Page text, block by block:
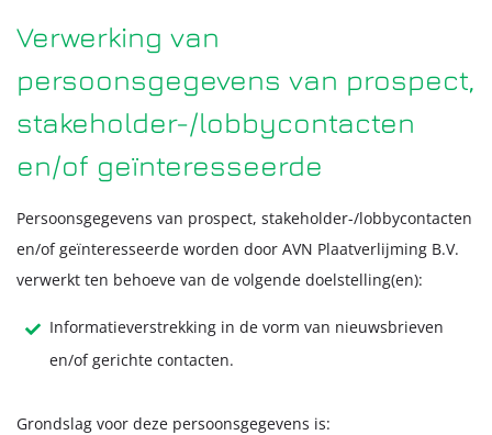
Verwerking van
persoonsgegevens van prospect,
stakeholder-/lobbycontacten
en/of geïnteresseerde
Persoonsgegevens van prospect, stakeholder-/lobbycontacten
en/of geïnteresseerde worden door AVN Plaatverlijming B.V.
verwerkt ten behoeve van de volgende doelstelling(en):
Informatieverstrekking in de vorm van nieuwsbrieven
en/of gerichte contacten.
Grondslag voor deze persoonsgegevens is: